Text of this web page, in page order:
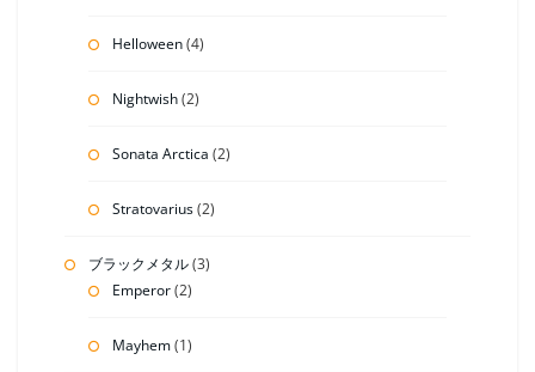
Helloween(4)
Nightwish(2)
Sonata Arctica (2)
Stratovarius(2)
ブラックメタル(3)
Emperor(2)
Mayhem(1)